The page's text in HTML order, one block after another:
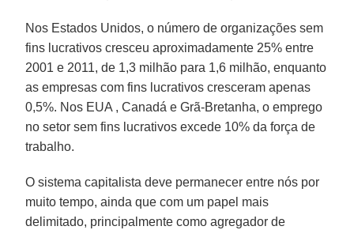
Nos Estados Unidos, o número de organizações sem
fins lucrativos cresceu aproximadamente 25% entre
2001 e 2011, de 1,3 milhão para 1,6 milhão, enquanto
as empresas com fins lucrativos cresceram apenas
0,5%. Nos EUA , Canadá e Grã-Bretanha, o emprego
no setor sem fins lucrativos excede 10% da força de
trabalho.
O sistema capitalista deve permanecer entre nós por
muito tempo, ainda que com um papel mais
delimitado, principalmente como agregador de